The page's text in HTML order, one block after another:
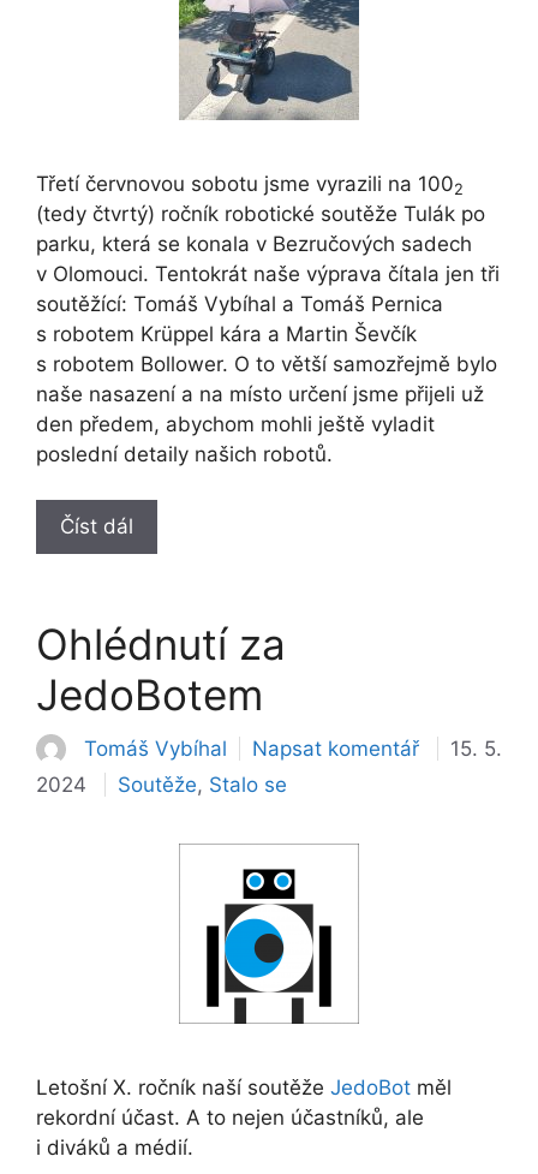
Třetí červnovou sobotu jsme vyrazili na 1002
(tedy čtvrtý) ročník robotické soutěže Tulák po
parku, která se konala v Bezručových sadech
v Olomouci. Tentokrát naše výprava čítala jen tři
soutěžící: Tomáš Vybíhal a Tomáš Pernica
s robotem Krüppel kára a Martin Ševčík
s robotem Bollower. O to větší samozřejmě bylo
naše nasazení a na místo určení jsme přijeli už
den předem, abychom mohli ještě vyladit
poslední detaily našich robotů.
Číst dál
Ohlédnutí za
JedoBotem
Tomáš Vybíhal Napsat komentář
15. 5.
2024
Rubriky
Soutěže, Stalo se
Letošní X. ročník naší soutěže JedoBot měl
rekordní účast. A to nejen účastníků, ale
i diváků a médií.